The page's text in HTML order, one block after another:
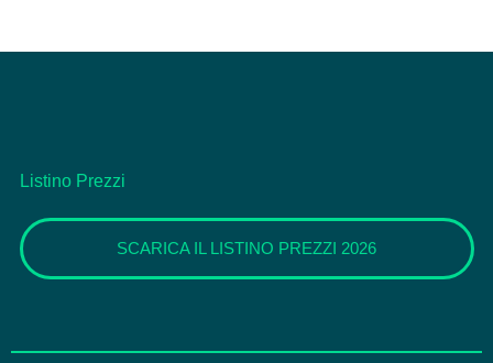
Listino Prezzi
SCARICA IL LISTINO PREZZI 2026